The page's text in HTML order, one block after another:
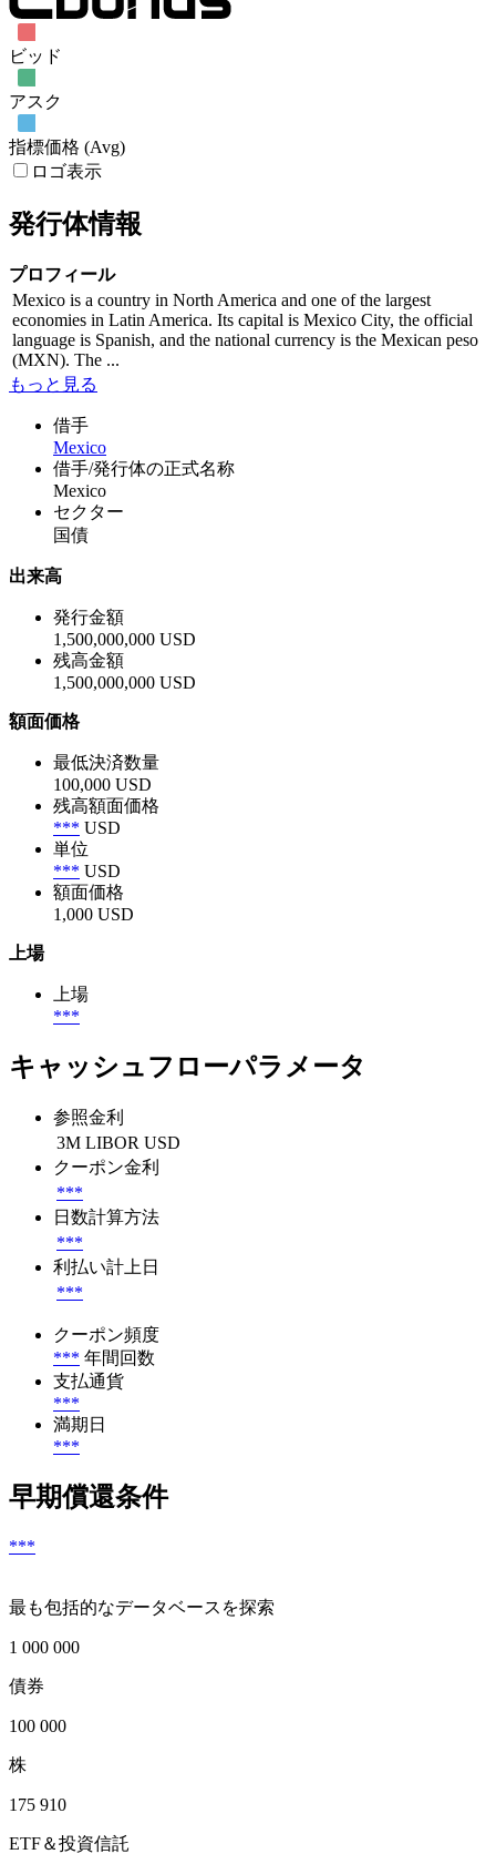
ビッド
アスク
指標価格 (Avg)
ロゴ表示
発行体情報
プロフィール
Mexico is a country in North America and one of the largest
economies in Latin America. Its capital is Mexico City, the official
language is Spanish, and the national currency is the Mexican peso
(MXN). The ...
もっと見る
借手
Mexico
借手/発行体の正式名称
Mexico
セクター
国債
出来高
発行金額
1,500,000,000 USD
残高金額
1,500,000,000 USD
額面価格
最低決済数量
100,000 USD
残高額面価格
*** USD
単位
*** USD
額面価格
1,000 USD
上場
上場
***
キャッシュフローパラメータ
参照金利
3M LIBOR USD
クーポン金利
***
日数計算方法
***
利払い計上日
***
クーポン頻度
*** 年間回数
支払通貨
***
満期日
***
早期償還条件
***
最も包括的なデータベースを探索
1 000 000
債券
100 000
株
175 910
ETF＆投資信託